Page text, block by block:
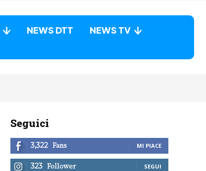
NEWS DTT
NEWS TV
Seguici
3,322 Fans MI PIACE
323 Follower SEGUI